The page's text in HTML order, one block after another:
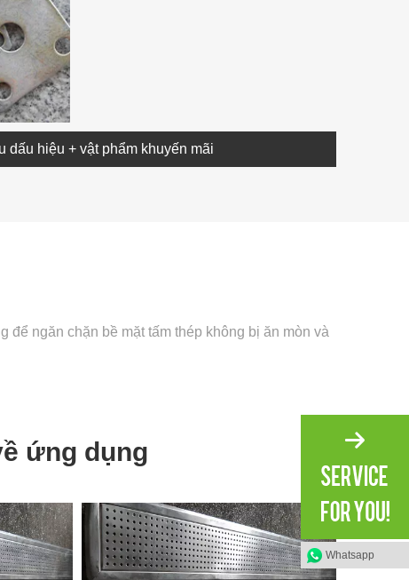
dấu hiệu + vật phẩm khuyến mãi
ngăn chặn bề mặt tấm thép không bị ăn mòn và
ứng dụng
Whatsapp